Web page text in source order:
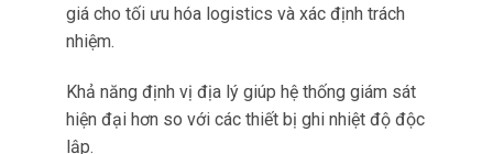
bo mạch xuất hàng sang Nhật
Bản phát hiện nhiệt độ tăng
đột biến. Dữ liệu GPS chỉ ra
vấn đề xảy ra tại cảng biển